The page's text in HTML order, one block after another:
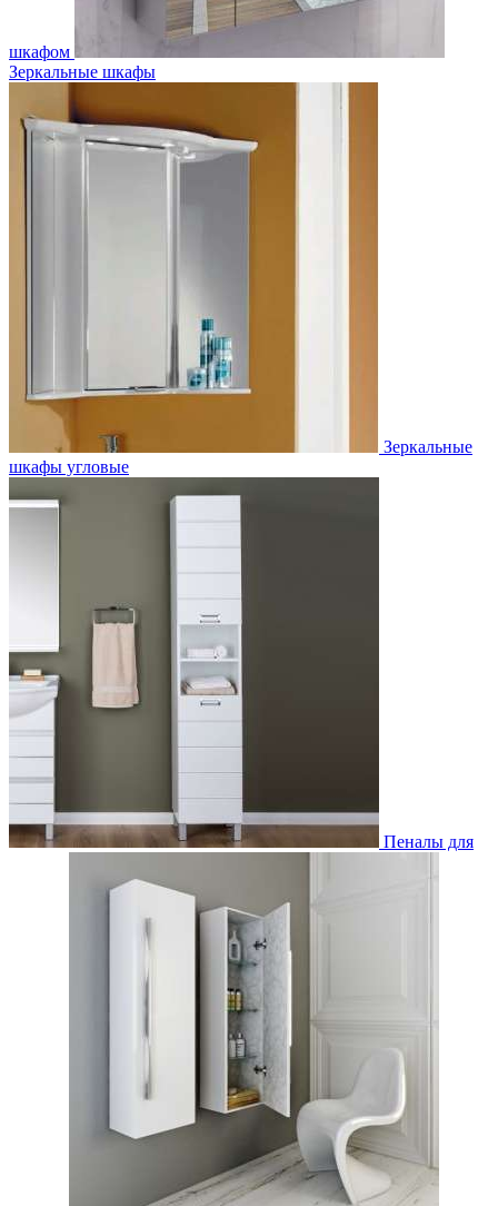
шкафом
Зеркальные шкафы
Зеркальные
шкафы угловые
Пеналы для